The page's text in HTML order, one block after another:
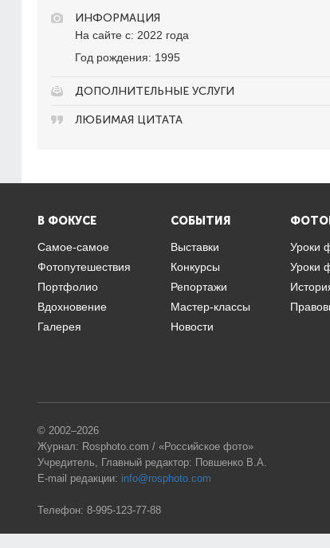
ИНФОРМАЦИЯ
На сайте с: 2022 года
Год рождения: 1995
ДОПОЛНИТЕЛЬНЫЕ УСЛУГИ
ЛЮБИМАЯ ЦИТАТА
В ФОКУСЕ
Самое-самое
Фотопутешествия
Портфолио
Вдохновение
Галерея
СОБЫТИЯ
Выставки
Конкурсы
Репортажи
Мастер-классы
Новости
Уроки
Уроки
© 2002–2026
Журнал: Rosphoto.com / «Российское фото»
Учредитель, Главный редактор: Повшенко В.А.
E-mail редакции: info@rosphoto.com
Телефон: 8-995-123-77-88